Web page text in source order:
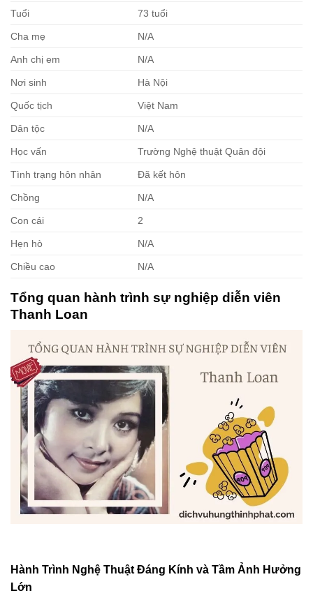
Tuổi 73 tuổi
Cha mẹ N/A
Anh chị em N/A
Nơi sinh Hà Nội
Quốc tịch Việt Nam
Dân tộc N/A
Học vấn Trường Nghệ thuật Quân đội
Tình trạng hôn nhân Đã kết hôn
Chồng N/A
Con cái 2
Hẹn hò N/A
Chiều cao N/A
Tổng quan hành trình sự nghiệp diễn viên
Thanh Loan
Hành Trình Nghệ Thuật Đáng Kính và Tầm Ảnh Hưởng
Lớn